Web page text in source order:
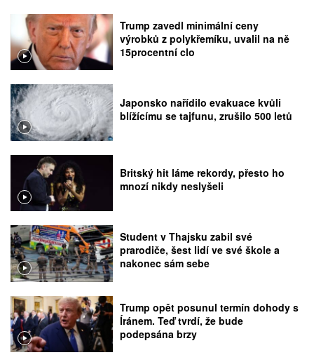
Trump zavedl minimální ceny
výrobků z polykřemíku, uvalil na ně
15procentní clo
Japonsko nařídilo evakuace kvůli
blížícímu se tajfunu, zrušilo 500 letů
Britský hit láme rekordy, přesto ho
mnozí nikdy neslyšeli
Student v Thajsku zabil své
prarodiče, šest lidí ve své škole a
nakonec sám sebe
Trump opět posunul termín dohody s
Íránem. Teď tvrdí, že bude
podepsána brzy